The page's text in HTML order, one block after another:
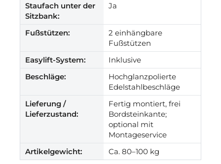
Staufach unter der
Sitzbank:
Ja
Fußstützen:
2 einhängbare
Fußstützen
Easylift-System:
Inklusive
Beschläge:
Hochglanzpolierte
Edelstahlbeschläge
Lieferung /
Lieferzustand:
Fertig montiert, frei
Bordsteinkante;
optional mit
Montageservice
Artikelgewicht:
Ca. 80–100 kg